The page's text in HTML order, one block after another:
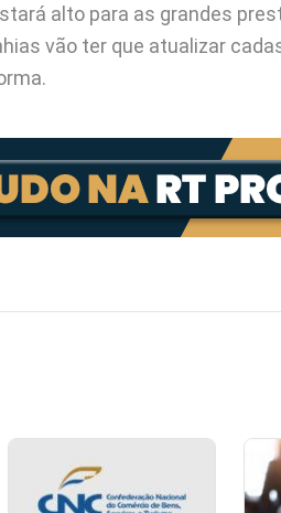
alto para as grandes
vão ter que atualizar